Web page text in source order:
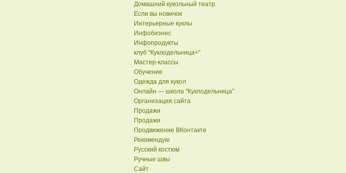
Домашний кукольный театр
Если вы новичок
Интерьерные куклы
Инфобизнес
Инфопродукты
клуб "Куклодельница+"
Мастер-классы
Обучение
Одежда для кукол
Онлайн — школа "Куклодельница"
Организация сайта
Продажи
Продажи
Продвижение ВКонтакте
Рекомендую
Русский костюм
Ручные швы
Сайт